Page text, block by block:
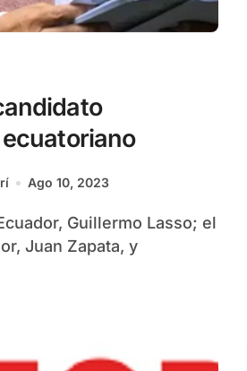
Ago 10, 2023
Juan Zapata, y